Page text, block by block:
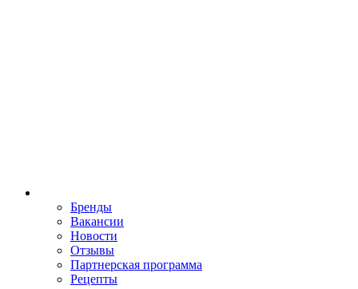
Бренды
Вакансии
Новости
Отзывы
Партнерская программа
Рецепты